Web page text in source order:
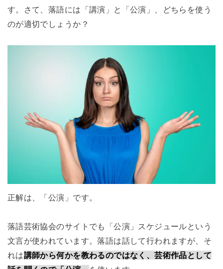
す。さて、落語には「講演」と「公演」、どちらを使う
のが適切でしょうか？
正解は、「公演」です。
落語芸術協会のサイトでも「公演」スケジュールという
文言が使われています。落語は話して行われますが、そ
れは講師から何かを教わるのではなく、芸術作品として